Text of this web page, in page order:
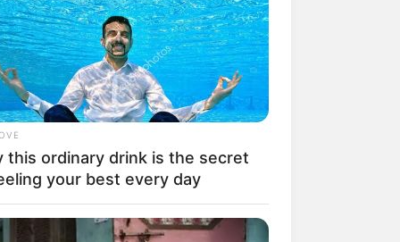
this ordinary drink is the secret
your best every day
Completely Preventable — Find